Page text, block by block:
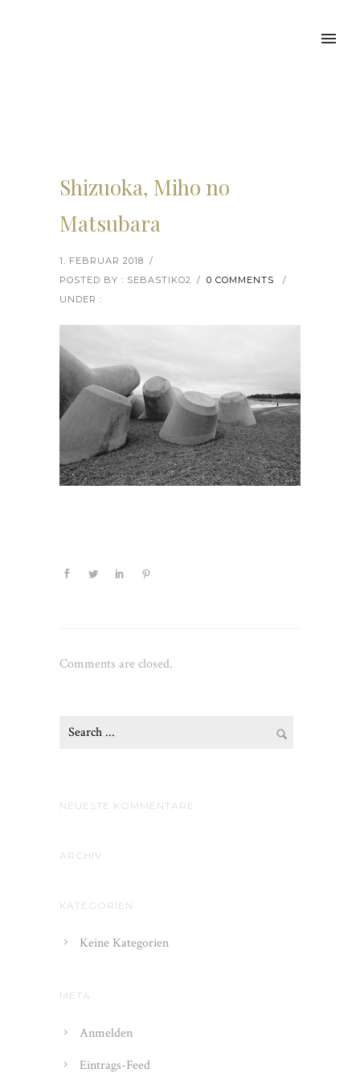
Shizuoka, Miho no
Matsubara
1. FEBRUAR 2018 /
POSTED BY : SEBASTIKO2 / 0 COMMENTS
/
UNDER :
Comments are closed.
NEUESTE KOMMENTARE
ARCHIV
KATEGORIEN
Keine Kategorien
META
Anmelden
Eintrags-Feed